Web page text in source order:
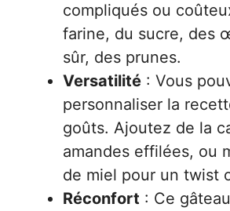
compliqués ou
farine, du sucre, des
sûr, des prunes.
Versatilité : Vous
personnaliser la
goûts. Ajoutez de la
amandes effilées, ou
de miel pour un twist
Réconfort : Ce